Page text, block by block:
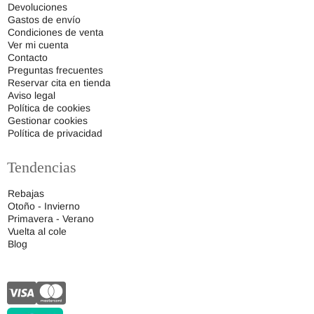
Devoluciones
Gastos de envío
Condiciones de venta
Ver mi cuenta
Contacto
Preguntas frecuentes
Reservar cita en tienda
Aviso legal
Política de cookies
Gestionar cookies
Política de privacidad
Tendencias
Rebajas
Otoño - Invierno
Primavera - Verano
Vuelta al cole
Blog